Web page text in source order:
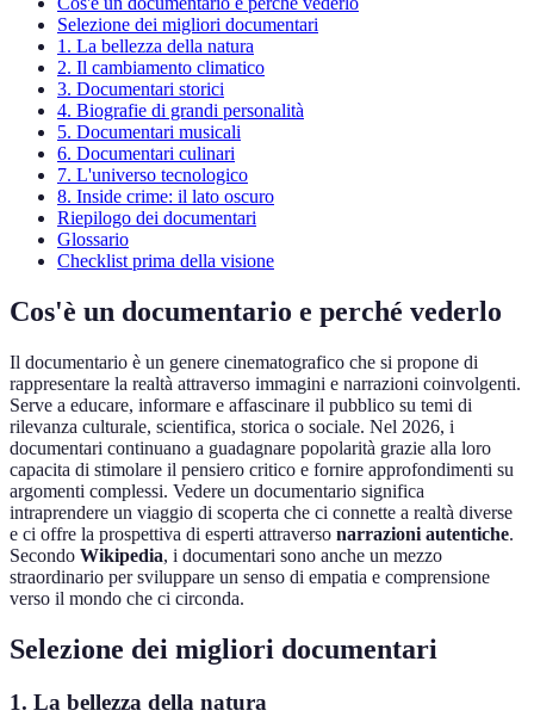
Selezione dei migliori documentari
1. La bellezza della natura
2. Il cambiamento climatico
3. Documentari storici
4. Biografie di grandi personalità
5. Documentari musicali
6. Documentari culinari
7. L'universo tecnologico
8. Inside crime: il lato oscuro
Riepilogo dei documentari
Glossario
Checklist prima della visione
Cos'è un documentario e perché vederlo
Il documentario è un genere cinematografico che si propone di
rappresentare la realtà attraverso immagini e narrazioni coinvolgenti.
Serve a educare, informare e affascinare il pubblico su temi di
rilevanza culturale, scientifica, storica o sociale. Nel 2026, i
documentari continuano a guadagnare popolarità grazie alla loro
capacita di stimolare il pensiero critico e fornire approfondimenti su
argomenti complessi. Vedere un documentario significa
intraprendere un viaggio di scoperta che ci connette a realtà diverse
e ci offre la prospettiva di esperti attraverso narrazioni autentiche.
Secondo Wikipedia, i documentari sono anche un mezzo
straordinario per sviluppare un senso di empatia e comprensione
verso il mondo che ci circonda.
Selezione dei migliori documentari
1. La bellezza della natura